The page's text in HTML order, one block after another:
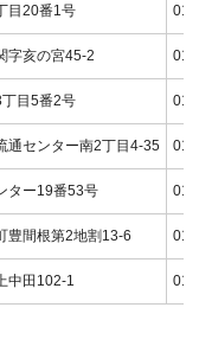
目20番1号
字亥の宮45-2
目5番2号
センター南2丁目4-35
ター19番53号
間根第2地割13-6
中田102-1